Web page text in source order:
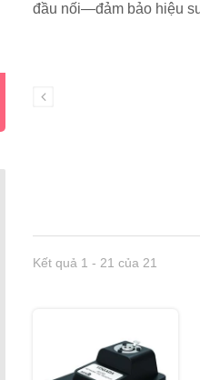
đầu nối—đảm bảo hiệu
Kết quả 1 - 21 của 21